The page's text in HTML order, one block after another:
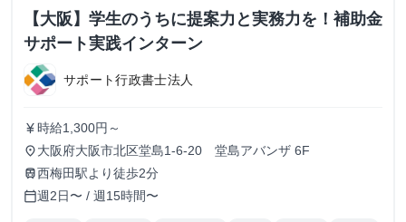
【大阪】学生のうちに提案力と実務力を！補助金
サポート実践インターン
サポート行政書士法人
currency_yen 時給1,300円～
place 大阪府大阪市北区堂島1-6-20 堂島アバンザ 6F
train西梅田駅より徒歩2分
calendar_today週2日〜 / 週15時間〜